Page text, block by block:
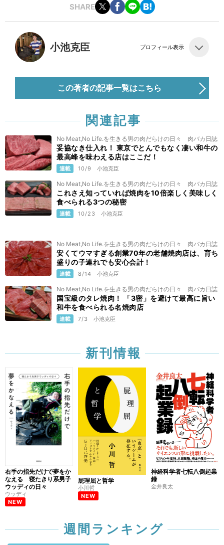
SHARE
小池克臣 プロフィール表示
この著者の記事一覧はこちら
関連記事
No Meat,No Life.を生きる男の肉だらけの日々 肉バカ日誌
妥協なき仕入れ！ 東京でとんでもなく凄い和牛の
最高峰を味わえる店はここだ！
連載 10/9 小池克臣
No Meat,No Life.を生きる男の肉だらけの日々 肉バカ日誌
これさえ知っていれば焼肉を10倍楽しく美味しく
食べられる3つの秘密
連載 10/23 小池克臣
No Meat,No Life.を生きる男の肉だらけの日々 肉バカ日誌
安くてウマすぎる創業70年の老舗焼肉店は、育ち
盛りの子連れでも安心会計！
連載 8/14 小池克臣
No Meat,No Life.を生きる男の肉だらけの日々 肉バカ日誌
国宝級のタレ焼肉！ 「3密」を避けて最高に旨い
和牛を食べられる名焼肉店
連載 7/3 小池克臣
新刊情報
右手の指先だけで夢をか
なえる 寝たきり系男子
ウッディの日々
ウッディ
NEW
屁理屈と哲学
小川哲
NEW
神経科学者七転八倒起業
録
金井良太
週間ランキング